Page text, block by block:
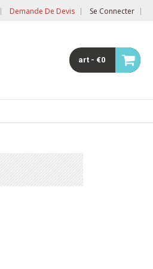
Demande De Devis Se Connecter
art - €0